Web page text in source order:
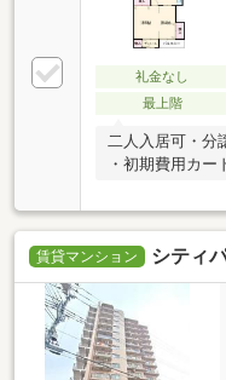
礼金なし
最上階
二人入居可・分
・初期費用カ
賃貸マンション シティ